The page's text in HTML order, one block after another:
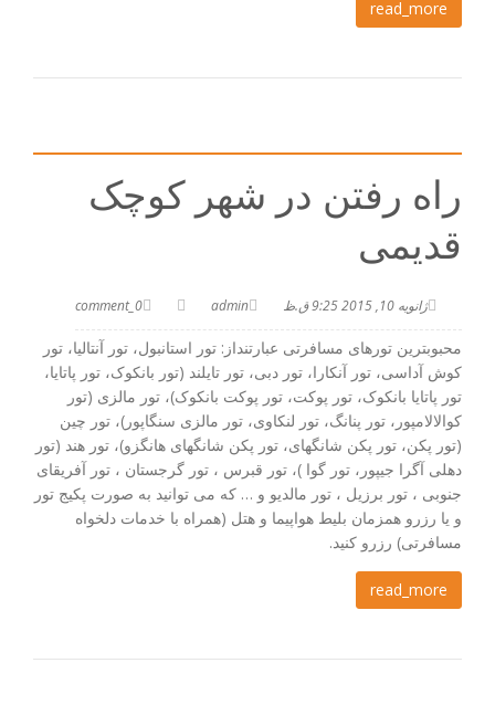
read_more
راه رفتن در شهر کوچک
قدیمی
ژانویه 10, 2015 9:25 ق.ظ admin
0_comment
محبوبترین تورهای مسافرتی عبارتنداز: تور استانبول، تور آنتالیا، تور
کوش آداسی، تور آنکارا، تور دبی، تور تایلند (تور بانکوک، تور پاتایا،
تور پاتایا بانکوک، تور پوکت، تور پوکت بانکوک)، تور مالزی (تور
کوالالامپور، تور پنانگ، تور لنکاوی، تور مالزی سنگاپور)، تور چین
(تور پکن، تور پکن شانگهای، تور پکن شانگهای هانگزو)، تور هند (تور
دهلی آگرا جیپور، تور گوا )، تور قبرس ، تور گرجستان ، تور آفریقای
جنوبی ، تور برزیل ، تور مالدیو و … که می توانید به صورت پکیج تور
و یا رزرو همزمان بلیط هواپیما و هتل (همراه با خدمات دلخواه
مسافرتی) رزرو کنید.
read_more